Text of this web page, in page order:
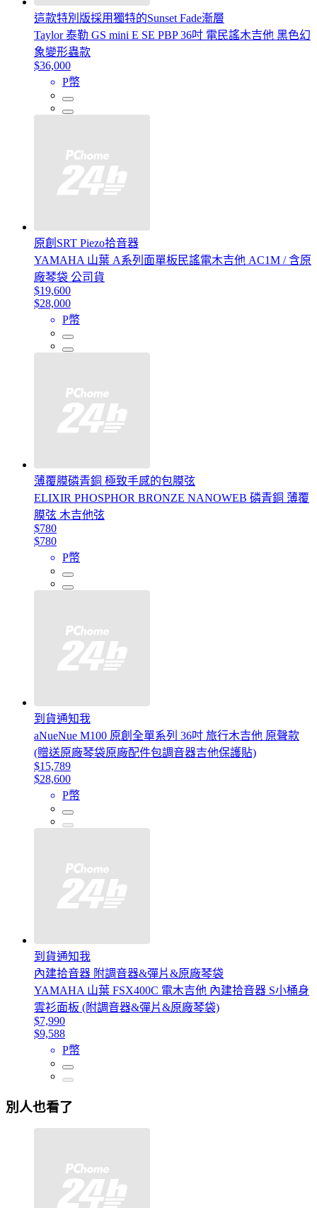
這款特別版採用獨特的Sunset Fade漸層
Taylor 泰勒 GS mini E SE PBP 36吋 電民謠木吉他 黑色幻
象變形蟲款
$36,000
P幣
原創SRT Piezo拾音器
YAMAHA 山葉 A系列面單板民謠電木吉他 AC1M / 含原
廠琴袋 公司貨
$19,600
$28,000
P幣
薄覆膜磷青銅 極致手感的包膜弦
ELIXIR PHOSPHOR BRONZE NANOWEB 磷青銅 薄覆
膜弦 木吉他弦
$780
$780
P幣
到貨通知我
aNueNue M100 原創全單系列 36吋 旅行木吉他 原聲款
(贈送原廠琴袋原廠配件包調音器吉他保護貼)
$15,789
$28,600
P幣
到貨通知我
內建拾音器 附調音器&彈片&原廠琴袋
YAMAHA 山葉 FSX400C 電木吉他 內建拾音器 S小桶身
雲衫面板 (附調音器&彈片&原廠琴袋)
$7,990
$9,588
P幣
別人也看了